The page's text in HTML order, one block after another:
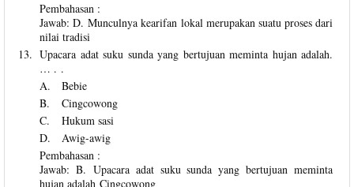
Pembahasan :
Jawab: D. Munculnya kearifan lokal merupakan suatu proses dari
nilai tradisi
13. Upacara adat suku sunda yang bertujuan meminta hujan adalah.
… . .
A.
Bebie
B.
Cingcowong
C.
Hukum sasi
D.
Awig-awig
Pembahasan :
Jawab: B. Upacara adat suku sunda yang bertujuan meminta
hujan adalah Cingcowong